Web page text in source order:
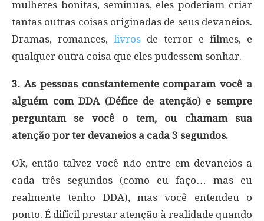
mulheres bonitas, seminuas, eles poderiam criar
tantas outras coisas originadas de seus devaneios.
Dramas, romances, livros de terror e filmes, e
qualquer outra coisa que eles pudessem sonhar.
3. As pessoas constantemente comparam você a
alguém com DDA (Défice de atenção) e sempre
perguntam se você o tem, ou chamam sua
atenção por ter devaneios a cada 3 segundos.
Ok, então talvez você não entre em devaneios a
cada três segundos (como eu faço… mas eu
realmente tenho DDA), mas você entendeu o
ponto. É difícil prestar atenção à realidade quando